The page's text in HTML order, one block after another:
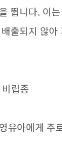
뜁니다. 이
출되지 않
립종
유아에게 주